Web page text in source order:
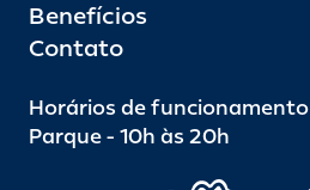
Benefícios
Contato
Horários de funcionamento
Parque - 10h às 20h